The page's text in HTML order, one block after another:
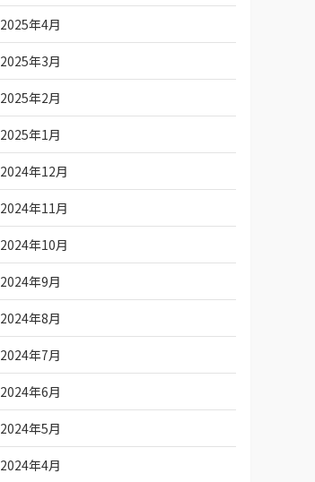
2025年4月
2025年3月
2025年2月
2025年1月
2024年12月
2024年11月
2024年10月
2024年9月
2024年8月
2024年7月
2024年6月
2024年5月
2024年4月